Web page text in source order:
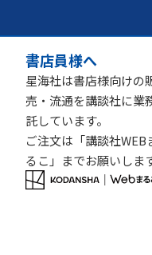
書店員様へ
星海社は書店様向けの
売・流通を講談社に業
託しています。
ご注文は「講談社WEB
るこ」までお願いしま